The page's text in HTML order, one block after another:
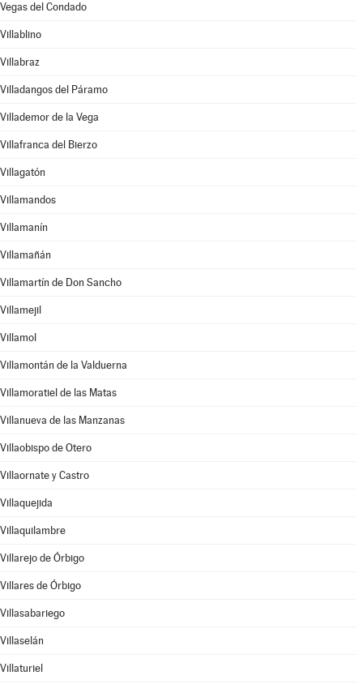
Vegas del Condado
Villablino
Villabraz
Villadangos del Páramo
Villademor de la Vega
Villafranca del Bierzo
Villagatón
Villamandos
Villamanín
Villamañán
Villamartín de Don Sancho
Villamejil
Villamol
Villamontán de la Valduerna
Villamoratiel de las Matas
Villanueva de las Manzanas
Villaobispo de Otero
Villaornate y Castro
Villaquejida
Villaquilambre
Villarejo de Órbigo
Villares de Órbigo
Villasabariego
Villaselán
Villaturiel